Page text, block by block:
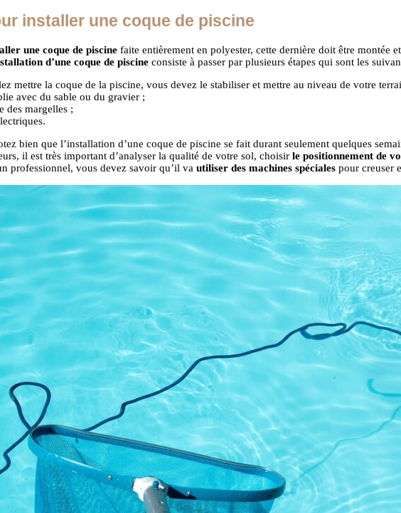
installer une coque de piscine
une coque de piscine faite entièrement en polyester, cette dernière doit être montée
d’une coque de piscine consiste à passer par plusieurs étapes qui sont les
mettre la coque de la piscine, vous devez le stabiliser et mettre au niveau de votre
avec du sable ou du gravier ;
des margelles ;
bien que l’installation d’une coque de piscine se fait durant seulement quelques
il est très important d’analyser la qualité de votre sol, choisir le positionnement de
professionnel, vous devez savoir qu’il va utiliser des machines spéciales pour creuser